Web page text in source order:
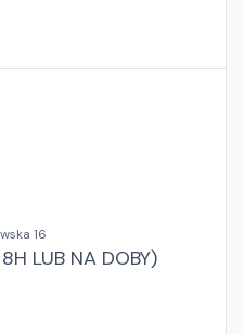
16
LUB NA DOBY)